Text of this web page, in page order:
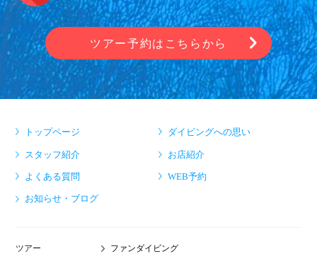
ツアー予約はこちらから
トップページ ダイビングへの思い
スタッフ紹介 お店紹介
よくある質問 WEB予約
お知らせ・ブログ
ツアー ファンダイビング